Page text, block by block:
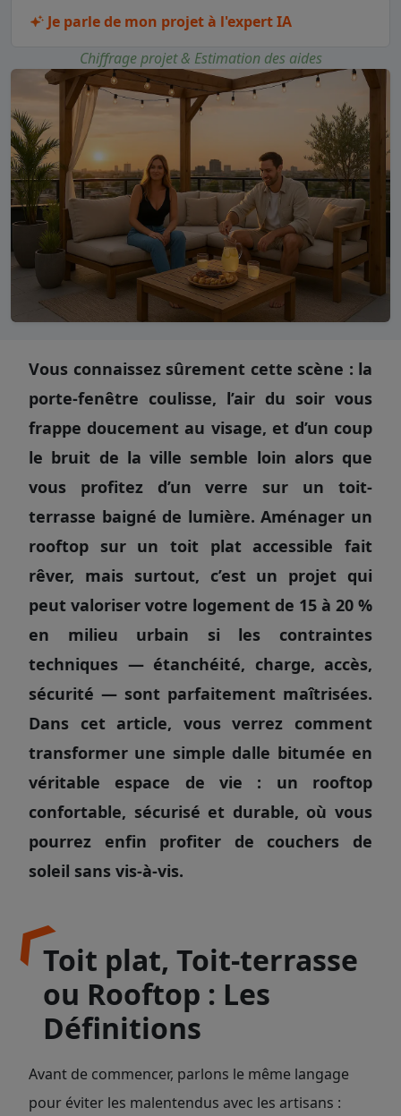
Je parle de mon projet à l'expert IA
Chiffrage projet & Estimation des aides
Vous connaissez sûrement cette scène : la
porte-fenêtre coulisse, l’air du soir vous
frappe doucement au visage, et d’un coup
le bruit de la ville semble loin alors que
vous profitez d’un verre sur un toit-
terrasse baigné de lumière. Aménager un
rooftop sur un toit plat accessible fait
rêver, mais surtout, c’est un projet qui
peut valoriser votre logement de 15 à 20 %
en milieu urbain si les contraintes
techniques — étanchéité, charge, accès,
sécurité — sont parfaitement maîtrisées.
Dans cet article, vous verrez comment
transformer une simple dalle bitumée en
véritable espace de vie : un rooftop
confortable, sécurisé et durable, où vous
pourrez enfin profiter de couchers de
soleil sans vis-à-vis.
Toit plat, Toit-terrasse
ou Rooftop : Les
Définitions
Avant de commencer, parlons le même langage
pour éviter les malentendus avec les artisans :